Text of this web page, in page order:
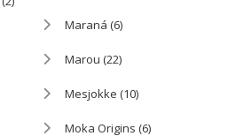
Maraná (6)
Marou (22)
Mesjokke (10)
Moka Origins (6)